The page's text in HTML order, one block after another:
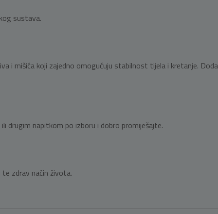
sustava.
mišića koji zajedno omogućuju stabilnost tijela i kretanje.
drugim napitkom po izboru i dobro promiješajte.
zdrav način života.